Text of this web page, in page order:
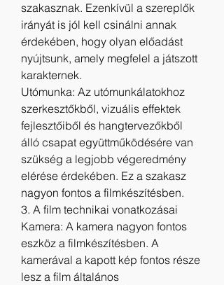
szakasznak. Ezenkívül a szereplők
irányát is jól kell csinálni annak
érdekében, hogy olyan előadást
nyújtsunk, amely megfelel a játszott
karakternek.
Utómunka: Az utómunkálatokhoz
szerkesztőkből, vizuális effektek
fejlesztőiből és hangtervezőkből
álló csapat együttműködésére van
szükség a legjobb végeredmény
elérése érdekében. Ez a szakasz
nagyon fontos a filmkészítésben.
3. A film technikai vonatkozásai
Kamera: A kamera nagyon fontos
eszköz a filmkészítésben. A
kamerával a kapott kép fontos része
lesz a film általános